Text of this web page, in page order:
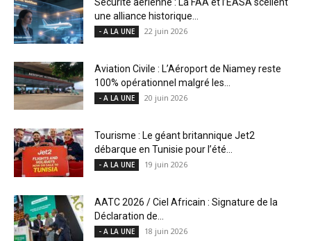
une alliance historique...
- A LA UNE 22 juin 2026
Aviation Civile : L’Aéroport de Niamey reste
100% opérationnel malgré les...
- A LA UNE 20 juin 2026
Tourisme : Le géant britannique Jet2
débarque en Tunisie pour l’été...
- A LA UNE 19 juin 2026
AATC 2026 / Ciel Africain : Signature de la
Déclaration de...
- A LA UNE 18 juin 2026